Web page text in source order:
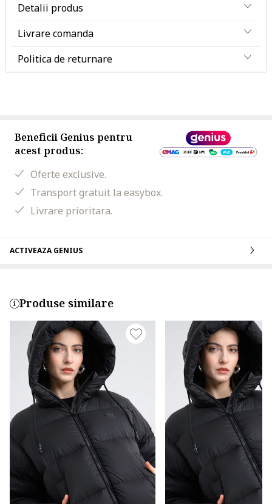
Detalii produs
Livrare comanda
Politica de returnare
Beneficii Genius pentru
acest produs:
Oferte exclusive.
Transport gratuit la easybox.
Livrare prioritara.
ACTIVEAZA GENIUS
Produse similare